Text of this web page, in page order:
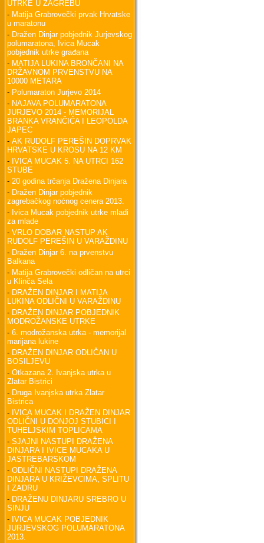
UTRKE U ZAGREBU
- Matija Grabrovečki prvak Hrvatske
u maratonu
- Dražen Dinjar pobjednik Jurjevskog
polumaratona, Ivica Mucak
pobjednik utrke građana
- MATIJA LUKINA BRONČANI NA
DRŽAVNOM PRVENSTVU NA
10000 METARA
- Polumaraton Jurjevo 2014
- NAJAVA POLUMARATONA
JURJEVO 2014 - MEMORIJAL
BRANKA VRANČIĆA I LEOPOLDA
JAPEC
- AK RUDOLF PEREŠIN DOPRVAK
HRVATSKE U KROSU NA 12 KM
- IVICA MUCAK 5. NA UTRCI 162
STUBE
- 20 godina trčanja Dražena Dinjara
- Dražen Dinjar pobjednik
zagrebačkog noćnog cenera 2013.
- Ivica Mucak pobjednik utrke mladi
za mlade
- VRLO DOBAR NASTUP AK
RUDOLF PEREŠIN U VARAŽDINU
- Dražen Dinjar 6. na prvenstvu
Balkana
- Matija Grabrovečki odličan na utrci
u Klinča Sela
- DRAŽEN DINJAR I MATIJA
LUKINA ODLIČNI U VARAŽDINU
- DRAŽEN DINJAR POBJEDNIK
MODROŽANSKE UTRKE
- 6. modrožanska utrka - memorijal
marijana lukine
- DRAŽEN DINJAR ODLIČAN U
BOSILJEVU
- Otkazana 2. Ivanjska utrka u
Zlatar Bistrici
- Druga Ivanjska utrka Zlatar
Bistrica
- IVICA MUCAK I DRAŽEN DINJAR
ODLIČNI U DONJOJ STUBICI I
TUHELJSKIM TOPLICAMA
- SJAJNI NASTUPI DRAŽENA
DINJARA I IVICE MUCAKA U
JASTREBARSKOM
- ODLIČNI NASTUPI DRAŽENA
DINJARA U KRIŽEVCIMA, SPLITU
I ZADRU
- DRAŽENU DINJARU SREBRO U
SINJU
- IVICA MUCAK POBJEDNIK
JURJEVSKOG POLUMARATONA
2013.